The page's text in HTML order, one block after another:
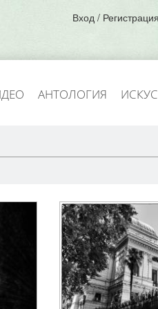
Вход / Регистрация
АНТОЛОГИЯ